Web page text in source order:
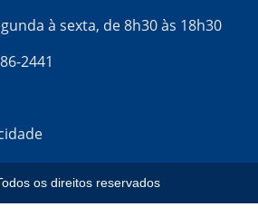
à sexta, de 8h30 às 18h30
2441
os direitos reservados